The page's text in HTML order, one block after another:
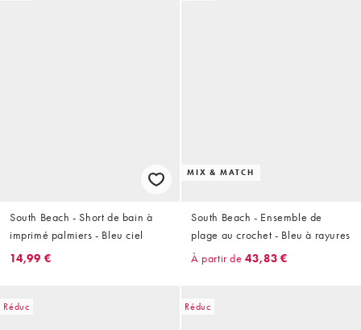
South Beach - Short de bain à
imprimé palmiers - Bleu ciel
14,99 €
MIX & MATCH
South Beach - Ensemble de
plage au crochet - Bleu à rayures
À partir de 43,83 €
Réduc Réduc